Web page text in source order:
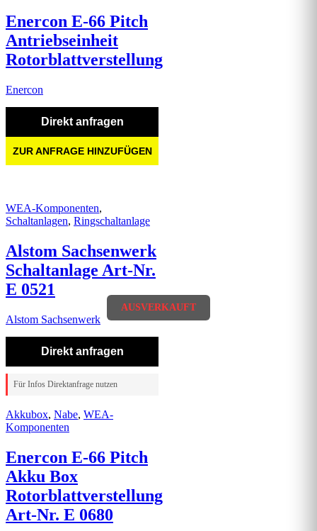
Enercon E-66 Pitch
Antriebseinheit
Rotorblattverstellung
Enercon
Direkt anfragen
ZUR ANFRAGE HINZUFÜGEN
AUSVERKAUFT
WEA-Komponenten,
Schaltanlagen, Ringschaltanlage
Alstom Sachsenwerk
Schaltanlage Art-Nr.
E 0521
Alstom Sachsenwerk
Direkt anfragen
Für Infos Direktanfrage nutzen
Akkubox, Nabe, WEA-
Komponenten
Enercon E-66 Pitch
Akku Box
Rotorblattverstellung
Art-Nr. E 0680